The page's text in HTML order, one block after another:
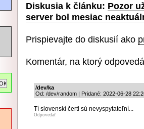
Diskusia k článku: Pozor
server bol mesiac
Prispievajte do diskusií ako
Komentár, na ktorý
/dev/ka
Od: /dev/random | Pridané: 2022-06-28
Tí slovenskí čerti sú nevyspytateľní...
Odpovedať